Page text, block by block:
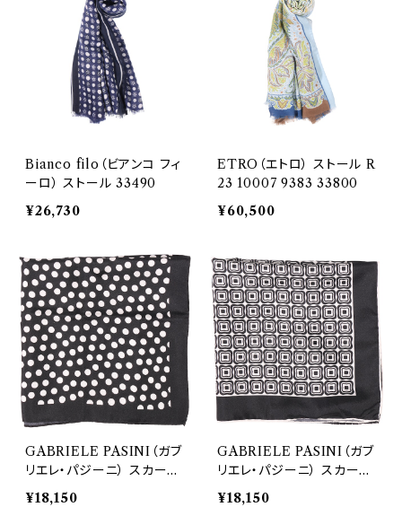
Bianco filo（ビアンコ フィ
ーロ） ストール 33490
¥26,730
ETRO（エトロ） ストール R
23 10007 9383 33800
¥60,500
GABRIELE PASINI（ガブ
リエレ・パジーニ） スカーフ
GP8107 710 34844
¥18,150
GABRIELE PASINI（ガブ
リエレ・パジーニ） スカーフ
GP8107 750 34845
¥18,150